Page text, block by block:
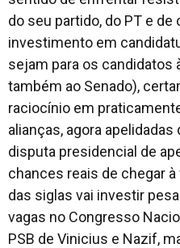
do seu partido, do PT e de
investimento em
sejam para os candidatos
também ao Senado),
raciocínio em
alianças, agora
disputa presidencial de
chances reais de chegar
das siglas vai investir
vagas no Congresso
PSB de Vinicius e Nazif,